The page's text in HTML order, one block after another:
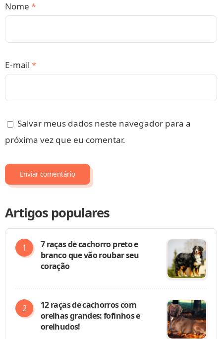
Nome *
E-mail *
Salvar meus dados neste navegador para a
próxima vez que eu comentar.
Artigos populares
7 raças de cachorro preto e
branco que vão roubar seu
coração
12 raças de cachorros com
orelhas grandes: fofinhos e
orelhudos!